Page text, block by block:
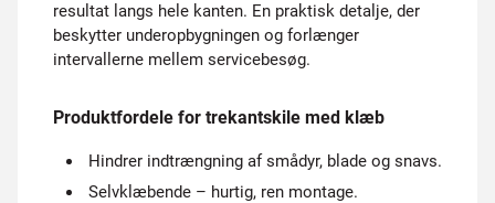
resultat langs hele kanten. En praktisk detalje, der
beskytter underopbygningen og forlænger
intervallerne mellem servicebesøg.
Produktfordele for trekantskile med klæb
Hindrer indtrængning af smådyr, blade og snavs.
Selvklæbende – hurtig, ren montage.